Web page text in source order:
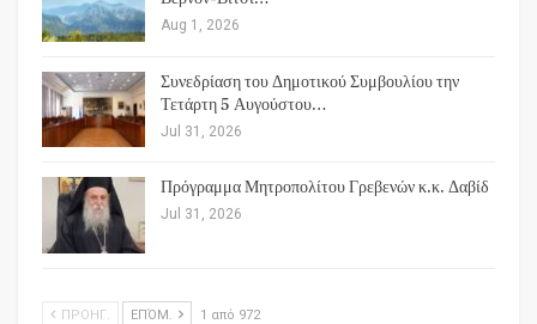
Aug 1, 2026
Συνεδρίαση του Δημοτικού Συμβουλίου την
Τετάρτη 5 Αυγούστου…
Jul 31, 2026
Πρόγραμμα Μητροπολίτου Γρεβενών κ.κ. Δαβίδ
Jul 31, 2026
ΠΡΟΗΓ. ΕΠΌΜ. 1 από 972